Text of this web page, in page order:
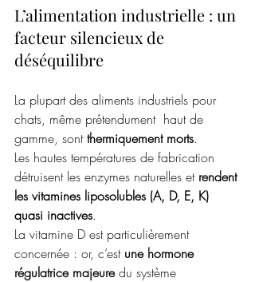
L’alimentation industrielle : un
facteur silencieux de
déséquilibre
La plupart des aliments industriels pour
chats, même prétendument  haut de
gamme, sont thermiquement morts.
Les hautes températures de fabrication
détruisent les enzymes naturelles et rendent
les vitamines liposolubles (A, D, E, K)
quasi inactives.
La vitamine D est particulièrement
concernée : or, c’est une hormone
régulatrice majeure du système